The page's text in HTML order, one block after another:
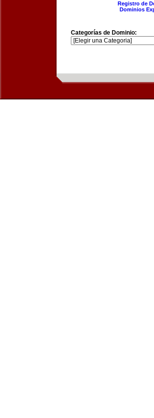
Registro de
Dominios
Categorías de Dominio: